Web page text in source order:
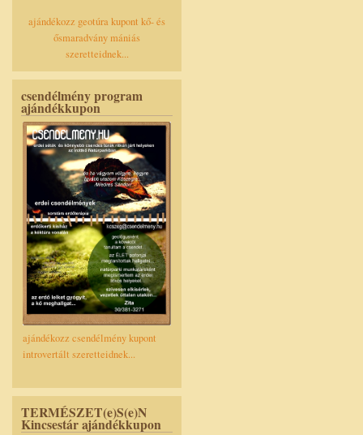
ajándékozz geotúra kupont kő- és
ősmaradvány mániás
szeretteidnek...
csendélmény program
ajándékkupon
ajándékozz csendélmény kupont
introvertált szeretteidnek...
TERMÉSZET(e)S(e)N
Kincsestár ajándékkupon